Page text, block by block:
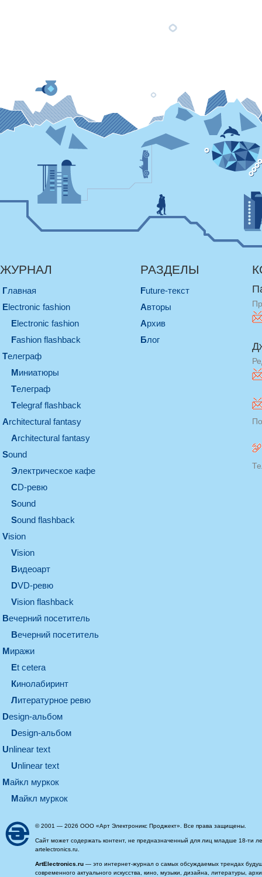
ЖУРНАЛ
Главная
electronic fashion
electronic fashion
Fashion flashback
телеграф
миниатюры
телеграф
Telegraf flashback
architectural fantasy
architectural fantasy
sound
электрическое кафе
CD-ревю
sound
Sound flashback
vision
vision
видеоарт
DVD-ревю
Vision flashback
вечерний посетитель
вечерний посетитель
миражи
et cetera
кинолабиринт
литературное ревю
design-альбом
design-альбом
unlinear text
Unlinear text
майкл муркок
майкл муркок
РАЗДЕЛЫ
Future-текст
Авторы
Архив
Блог
© 2001 — 2026 ООО «Арт Электроникс Проджект». Все права защищены.
Сайт может содержать контент, не предназначенный для лиц младше 18-ти
artelectronics.ru.
ArtElectronics.ru — это интернет-журнал о самых обсуждаемых трендах
современного актуального искусства, кино, музыки, дизайна, литературы,